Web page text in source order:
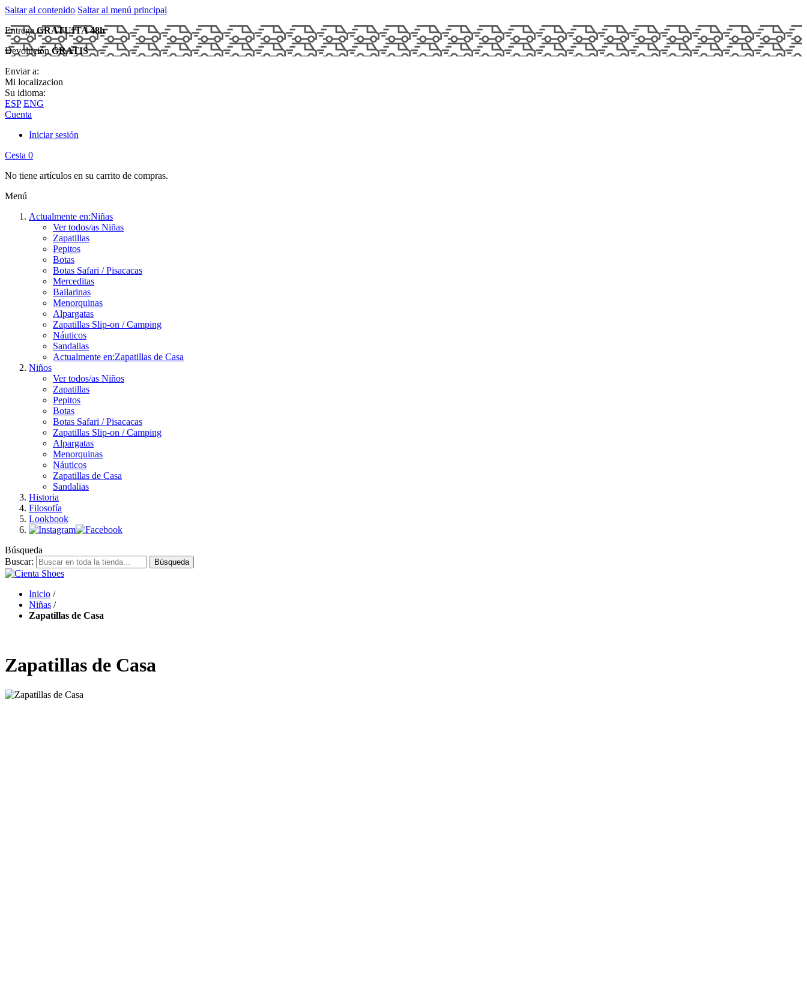
Saltar al contenido Saltar al menú principal
EntregaGRATUITA 48h
DevoluciónGRATIS
Enviar a:
Mi localizacion
Su idioma:
ESP ENG
Cuenta
Iniciar sesión
Cesta 0
No tiene artículos en su carrito de compras.
Menú
Actualmente en:Niñas
Ver todos/as Niñas
Zapatillas
Pepitos
Botas
Botas Safari / Pisacacas
Merceditas
Bailarinas
Menorquinas
Alpargatas
Zapatillas Slip-on / Camping
Náuticos
Sandalias
Actualmente en:Zapatillas de Casa
Niños
Ver todos/as Niños
Zapatillas
Pepitos
Botas
Botas Safari / Pisacacas
Zapatillas Slip-on / Camping
Alpargatas
Menorquinas
Náuticos
Zapatillas de Casa
Sandalias
Historia
Filosofía
Lookbook
Búsqueda
Buscar:
Búsqueda
Inicio /
Niñas /
Zapatillas de Casa
Zapatillas de Casa